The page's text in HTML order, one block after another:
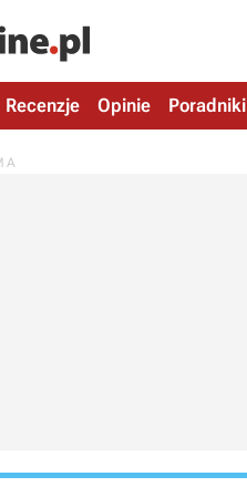
Recenzje Opinie Poradniki